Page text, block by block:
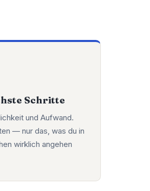
Schritte
und Aufwand.
— nur das, was du in
wirklich angehen